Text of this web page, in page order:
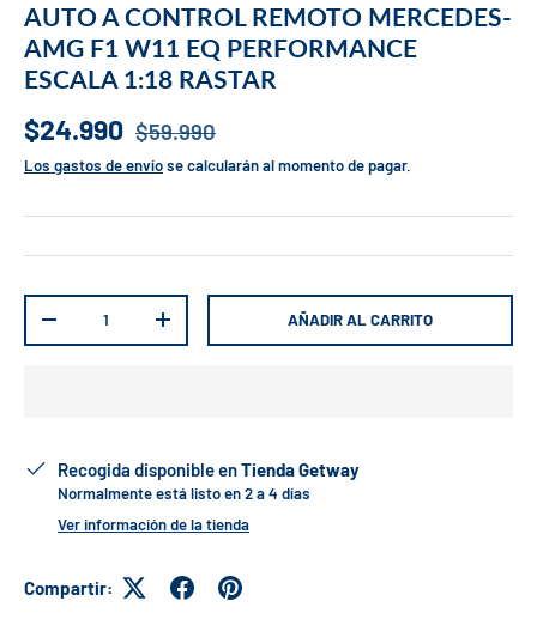
AUTO A CONTROL REMOTO MERCEDES-
AMG F1 W11 EQ PERFORMANCE
ESCALA 1:18 RASTAR
$24.990 $59.990
Los gastos de envíose calcularán al momento de pagar.
-
+ AÑADIR AL CARRITO
Recogida disponible enTienda Getway
Normalmente está listo en 2 a 4 días
Ver información de la tienda
Compartir: